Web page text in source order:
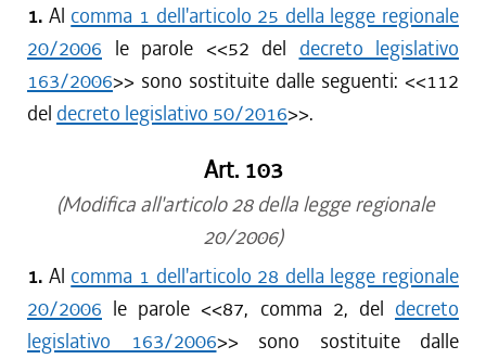
1. Al comma 1 dell'articolo 25 della legge regionale
20/2006 le parole <<52 del decreto legislativo
163/2006>> sono sostituite dalle seguenti: <<112
del decreto legislativo 50/2016>>.
Art. 103
(Modifica all'articolo 28 della legge regionale
20/2006)
1. Al comma 1 dell'articolo 28 della legge regionale
20/2006 le parole <<87, comma 2, del decreto
legislativo 163/2006>> sono sostituite dalle